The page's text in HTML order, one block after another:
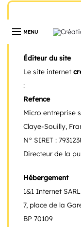
Mentions
Éditeur du site
Le site internet
:
Refence
Micro entreprise
Claye-Souilly,
N° SIRET :
Directeur de la
Hébergement
1&1 Internet SARL
7, place de la
BP 70109